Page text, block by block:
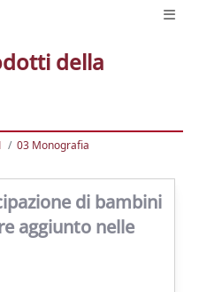
della
03 Monografia
di bambini
aggiunto nelle